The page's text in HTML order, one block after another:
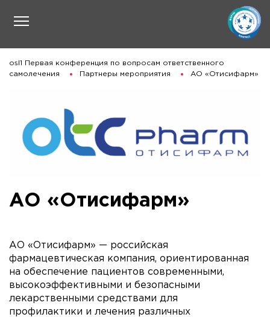
osl1 Первая конференция по вопросам ответственного
самолечения
Партнеры мероприятия АО «Отисифарм»
АО «Отисифарм»
АО «Отисифарм» — российская
фармацевтическая компания, ориентированная
на обеспечение пациентов современными,
высокоэффективными и безопасными
лекарственными средствами для
профилактики и лечения различных